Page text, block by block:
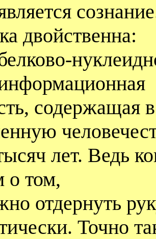
двойственна:
содержащая
лет. Ведь
о том,
отдернуть
Точно